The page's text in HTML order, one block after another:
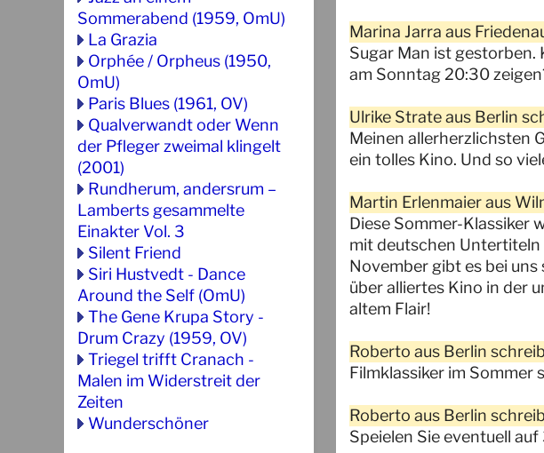
Sommerabend (1959, OmU)
La Grazia
Orphée / Orpheus (1950,
OmU)
Paris Blues (1961, OV)
Qualverwandt oder Wenn
der Pfleger zweimal klingelt
(2001)
Rundherum, andersrum –
Lamberts gesammelte
Einakter Vol. 3
Silent Friend
Siri Hustvedt - Dance
Around the Self (OmU)
The Gene Krupa Story -
Drum Crazy (1959, OV)
Triegel trifft Cranach -
Malen im Widerstreit der
Zeiten
Wunderschöner
Marina Jarra aus
Sugar Man ist gestorben.
am Sonntag 20:30
Ulrike Strate aus Berlin
Meinen allerherzlichsten
ein tolles Kino. Und so
Martin Erlenmaier aus
Diese Sommer-Klassiker
mit deutschen Untertiteln
November gibt es bei
über alliertes Kino in der
altem Flair!
Roberto aus Berlin
Filmklassiker im Sommer
Roberto aus Berlin
Speielen Sie eventuell